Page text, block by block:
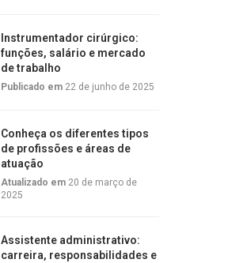
Instrumentador cirúrgico:
funções, salário e mercado
de trabalho
Publicado em 22 de junho de 2025
Conheça os diferentes tipos
de profissões e áreas de
atuação
Atualizado em 20 de março de
2025
Assistente administrativo:
carreira, responsabilidades e